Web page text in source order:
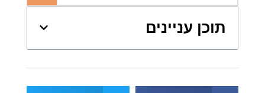
תוכן עניינים